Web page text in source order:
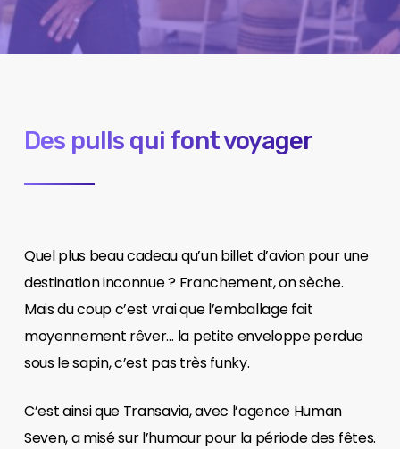
Des pulls qui font voyager
Quel plus beau cadeau qu’un billet d’avion pour une
destination inconnue ? Franchement, on sèche.
Mais du coup c’est vrai que l’emballage fait
moyennement rêver… la petite enveloppe perdue
sous le sapin, c’est pas très funky.
C’est ainsi que Transavia, avec l’agence Human
Seven, a misé sur l’humour pour la période des fêtes.